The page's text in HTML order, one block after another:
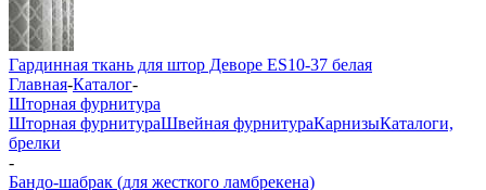
Гардинная ткань для штор Деворе ES10-37 белая
Главная-Каталог-
Шторная фурнитура
Шторная фурнитураШвейная фурнитураКарнизыКаталоги,
брелки
-
Бандо-шабрак (для жесткого ламбрекена)